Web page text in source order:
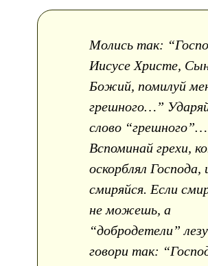
Молись так:
Иисусе Христе,
Божий, помилуй
грешного…”
слово “грешного”…
Вспоминай грехи,
оскорблял Господа,
смиряйся. Если
не можешь, а
“добродетели”
говори так: